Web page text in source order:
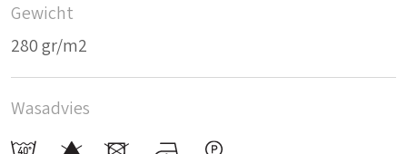
Gewicht
280 gr/m2
Wasadvies